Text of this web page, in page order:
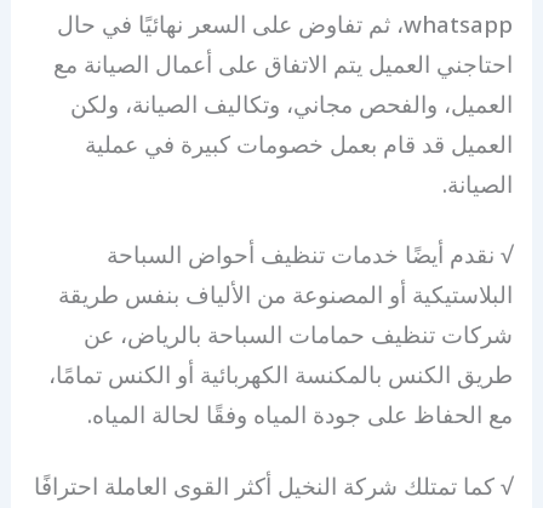
whatsapp، ثم تفاوض على السعر نهائيًا في حال
احتاجني العميل يتم الاتفاق على أعمال الصيانة مع
العميل، والفحص مجاني، وتكاليف الصيانة، ولكن
العميل قد قام بعمل خصومات كبيرة في عملية
الصيانة.
√ نقدم أيضًا خدمات تنظيف أحواض السباحة
البلاستيكية أو المصنوعة من الألياف بنفس طريقة
شركات تنظيف حمامات السباحة بالرياض، عن
طريق الكنس بالمكنسة الكهربائية أو الكنس تمامًا،
مع الحفاظ على جودة المياه وفقًا لحالة المياه.
√ كما تمتلك شركة النخيل أكثر القوى العاملة احترافًا